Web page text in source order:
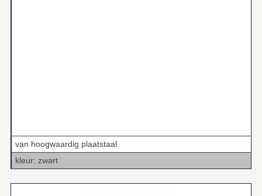
van hoogwaardig plaatstaal
kleur: zwart